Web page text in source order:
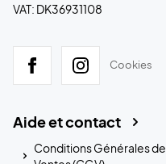
VAT: DK36931108
Cookies
Aide et contact
Conditions Générales de